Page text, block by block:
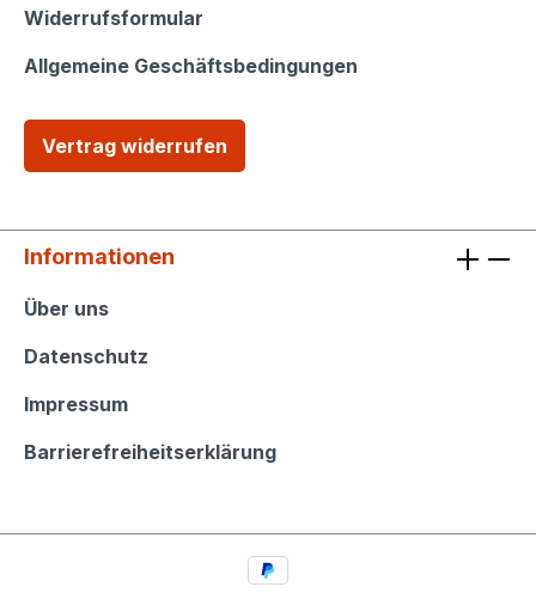
Widerrufsformular
Allgemeine Geschäftsbedingungen
Vertrag widerrufen
Informationen
Informationen
Über uns
Datenschutz
Impressum
Barrierefreiheitserklärung